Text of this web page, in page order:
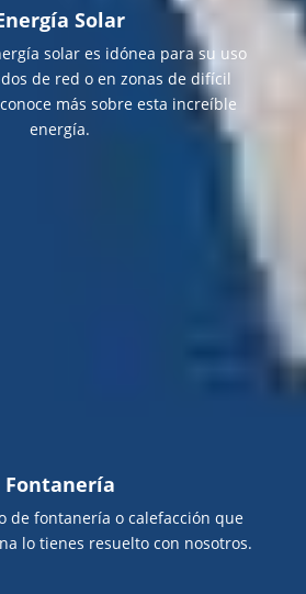
Solar
solar es idónea para su uso
de red o en zonas de difícil
más sobre esta increíble
energía.
Fontanería
de fontanería o calefacción que
lo tienes resuelto con nosotros.